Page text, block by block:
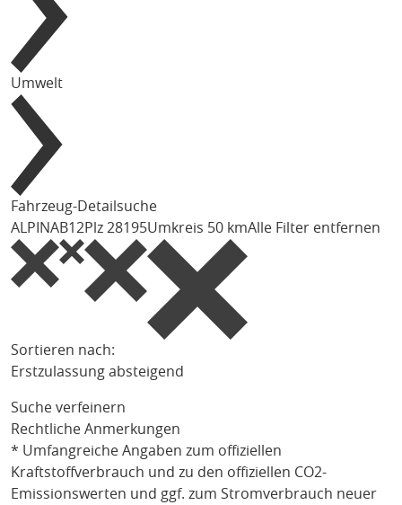
Umwelt
Fahrzeug-Detailsuche
ALPINAB12Plz 28195Umkreis 50 kmAlle Filter entfernen
Sortieren nach:
Erstzulassung absteigend
Suche verfeinern
Rechtliche Anmerkungen
* Umfangreiche Angaben zum offiziellen
Kraftstoffverbrauch und zu den offiziellen CO2-
Emissionswerten und ggf. zum Stromverbrauch neuer